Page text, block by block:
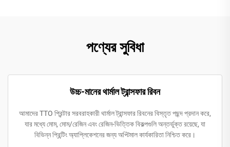
পণ্যের সুবিধা
উচ্চ-মানের থার্মাল ট্রান্সফার রিবন
আমাদের TTO প্রিন্টার সরবরাহকারী থার্মাল ট্রান্সফার রিবনের বিস্তৃত পছন্দ প্রদান করে,
যার মধ্যে মোম, মোম/রেজিন এবং রেজিন-ভিত্তিক বিকল্পগুলি অন্তর্ভুক্ত রয়েছে, যা
বিভিন্ন প্রিন্টিং অ্যাপ্লিকেশনের জন্য অপ্টিমাল কার্যকারিতা নিশ্চিত করে।